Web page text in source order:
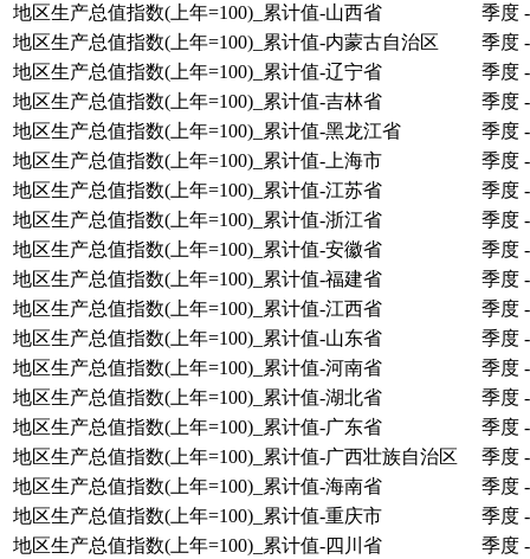
地区生产总值指数(上年=100)_累计值-山西省
季度 -
地区生产总值指数(上年=100)_累计值-内蒙古自治区
季度 -
地区生产总值指数(上年=100)_累计值-辽宁省
季度 -
地区生产总值指数(上年=100)_累计值-吉林省
季度 -
地区生产总值指数(上年=100)_累计值-黑龙江省
季度 -
地区生产总值指数(上年=100)_累计值-上海市
季度 -
地区生产总值指数(上年=100)_累计值-江苏省
季度 -
地区生产总值指数(上年=100)_累计值-浙江省
季度 -
地区生产总值指数(上年=100)_累计值-安徽省
季度 -
地区生产总值指数(上年=100)_累计值-福建省
季度 -
地区生产总值指数(上年=100)_累计值-江西省
季度 -
地区生产总值指数(上年=100)_累计值-山东省
季度 -
地区生产总值指数(上年=100)_累计值-河南省
季度 -
地区生产总值指数(上年=100)_累计值-湖北省
季度 -
地区生产总值指数(上年=100)_累计值-广东省
季度 -
地区生产总值指数(上年=100)_累计值-广西壮族自治区
季度 -
地区生产总值指数(上年=100)_累计值-海南省
季度 -
地区生产总值指数(上年=100)_累计值-重庆市
季度 -
地区生产总值指数(上年=100)_累计值-四川省
季度 -